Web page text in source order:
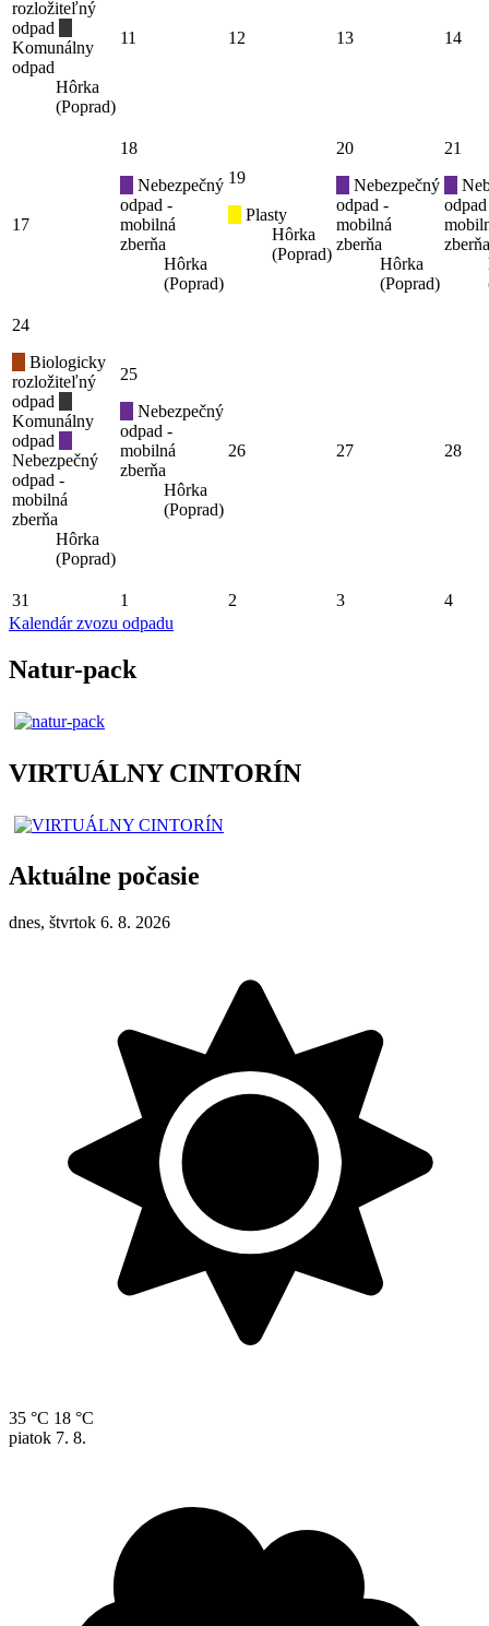
rozložiteľný
odpad
Komunálny
odpad
Hôrka
(Poprad)
11 12 13 14
17
18
Nebezpečný
odpad -
mobilná
zberňa
Hôrka
(Poprad)
19
Plasty
Hôrka
(Poprad)
20
Nebezpečný
odpad -
mobilná
zberňa
Hôrka
(Poprad)
21
zberňa
24
Biologicky
rozložiteľný
odpad
Komunálny
odpad
Nebezpečný
odpad -
mobilná
zberňa
Hôrka
(Poprad)
25
Nebezpečný
odpad -
mobilná
zberňa
Hôrka
(Poprad)
26 27 28
31 1 2 3
4
Kalendár zvozu odpadu
Natur-pack
VIRTUÁLNY CINTORÍN
Aktuálne počasie
dnes, štvrtok 6. 8. 2026
35 °C 18 °C
piatok 7. 8.